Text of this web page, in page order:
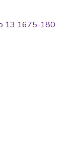
13 1675-180